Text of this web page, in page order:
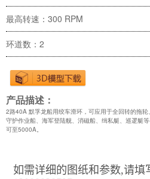
最高转速：300 RPM
环道数：2
产品描述：
2路40A 默孚龙船用绞车滑环，可应用于全回转的拖
守护作业船、海军登陆舰、消磁船、缉私艇、巡逻艇
可至5000A。